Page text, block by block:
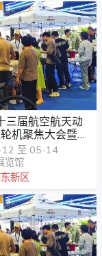
三届航空航天动
机聚焦大会暨展
至 05-14
览馆
新区